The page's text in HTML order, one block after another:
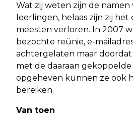
Wat zij weten zijn de namen
leerlingen, helaas zijn zij
meesten verloren. In 2007
bezochte reünie, e-
achtergelaten maar doordat
met de daaraan gekoppelde
opgeheven kunnen ze ook
bereiken.
Van toen